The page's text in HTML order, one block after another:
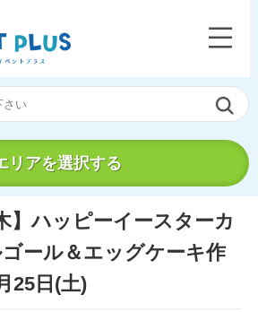
リアを選択する
】ハッピーイースターカ
ール＆エッグケーキ作
25日(土)